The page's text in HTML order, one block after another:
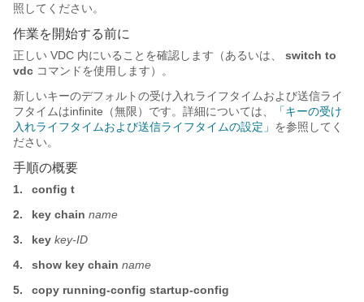
照してください。
作業を開始する前に
正しい VDC 内にいることを確認します（あるいは、
switch to
vdc コマンドを使用します）。
新しいキーのデフォルトの受け入れライフタイムおよび送信ライ
フタイムはinfinite（無限）です。詳細については、
「キーの受け
入れライフタイムおよび送信ライフタイムの設定」 を参照してく
ださい。
手順の概要
1.
config t
2.
key chain name
3.
key key-ID
4.
show key chain name
5.
copy running-config startup-config